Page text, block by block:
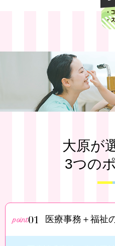
大原が
3つの
01 医療事務＋福祉